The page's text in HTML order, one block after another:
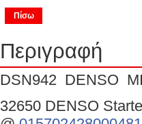
Πίσω
Περιγραφή
DSN942 DENSO
32650 DENSO